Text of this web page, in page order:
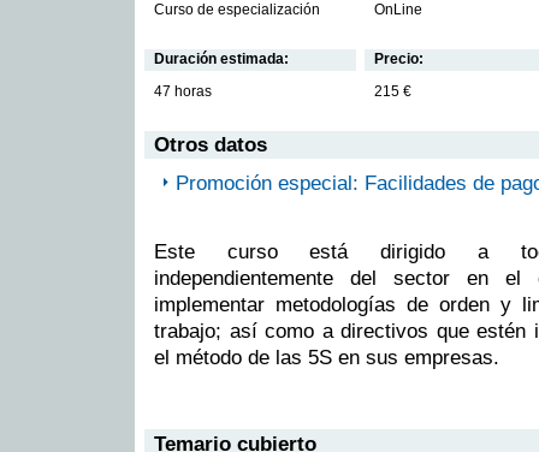
Curso de especialización
OnLine
Duración estimada:
47 horas
Precio:
215 €
Otros datos
Promoción especial: Facilidades de
Este curso está dirigido a
independientemente del sector en el
implementar metodologías de orden y
trabajo; así como a directivos que estén
el método de las 5S en sus empresas.
Temario cubierto